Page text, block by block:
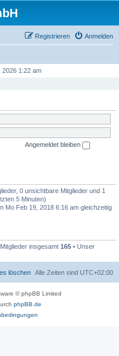
Anmelden
Registrieren
2026 1:22 am
Angemeldet bleiben
0 unsichtbare Mitglieder und 1
5 Minuten)
Mo Feb 19, 2018 6:16 am gleichzeitig
Mitglieder insgesamt 165 • Unser
Alle Zeiten sind UTC+02:00
löschen
© phpBB Limited
phpBB.de